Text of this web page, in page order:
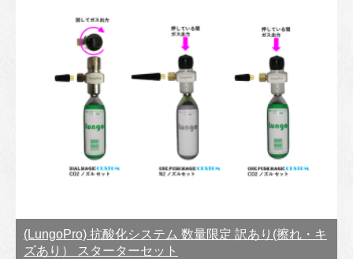
(LungoPro) 抗酸化システム 数量限定 訳あり(擦れ・キ
ズあり） スターターセット